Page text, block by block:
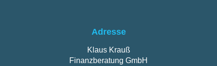
Adresse
Klaus Krauß
Finanzberatung GmbH